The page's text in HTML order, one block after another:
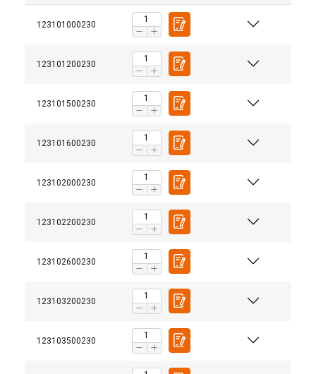
123101000230
123101200230
123101500230
123101600230
123102000230
123102200230
123102600230
123103200230
123103500230